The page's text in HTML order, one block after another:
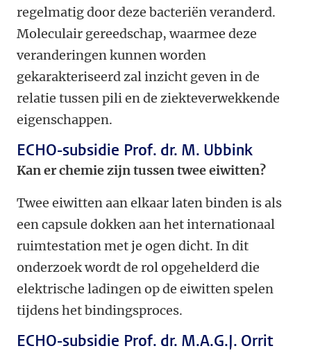
regelmatig door deze bacteriën veranderd.
Moleculair gereedschap, waarmee deze
veranderingen kunnen worden
gekarakteriseerd zal inzicht geven in de
relatie tussen pili en de ziekteverwekkende
eigenschappen.
ECHO-subsidie Prof. dr. M. Ubbink
Kan er chemie zijn tussen twee eiwitten?
Twee eiwitten aan elkaar laten binden is als
een capsule dokken aan het internationaal
ruimtestation met je ogen dicht. In dit
onderzoek wordt de rol opgehelderd die
elektrische ladingen op de eiwitten spelen
tijdens het bindingsproces.
ECHO-subsidie Prof. dr. M.A.G.J. Orrit